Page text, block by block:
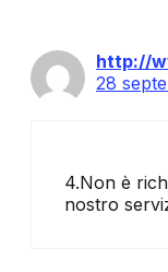
http://
28
4.Non è
nostro